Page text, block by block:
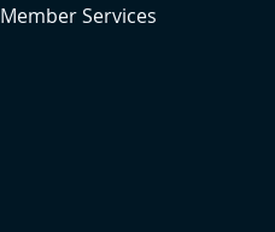
Member Services